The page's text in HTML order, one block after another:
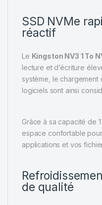
SSD NVMe
réactif
Le Kingston NV3 1 To
lecture et d’écriture
système, le chargement
logiciels sont ainsi
Grâce à sa capacité de
espace confortable
applications et vos
de qualité